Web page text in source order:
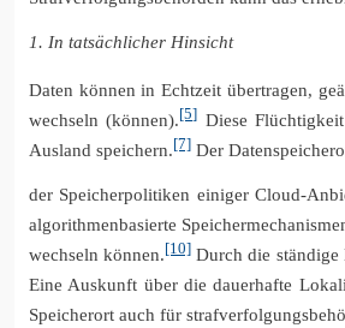
1. In tatsächlicher Hinsicht
Daten können in Echtzeit übertragen,
wechseln (können).[5] Diese
Ausland speichern.[7] Der
der Speicherpolitiken einiger Cloud-
algorithmenbasierte
wechseln können.[10] Durch die ständige
Eine Auskunft über die dauerhafte
Speicherort auch für